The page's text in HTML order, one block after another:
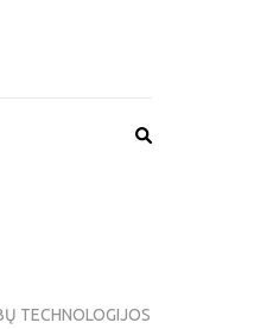
TECHNOLOGIJOS